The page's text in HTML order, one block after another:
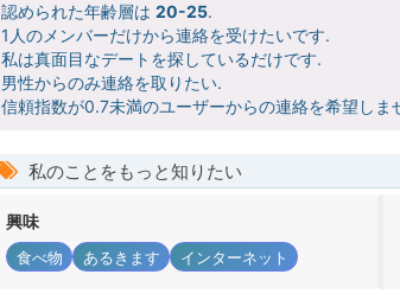
認められた年齢層は 20-25.
1人のメンバーだけから連絡を受けたいです.
私は真面目なデートを探しているだけです.
男性からのみ連絡を取りたい.
信頼指数が0.7未満のユーザーからの連絡を希望しま
私のことをもっと知りたい
興味
食べ物 あるきます インターネット